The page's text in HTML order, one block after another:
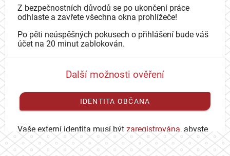
Z bezpečnostních důvodů se po ukončení práce
odhlaste a zavřete všechna okna prohlížeče!
Po pěti neúspěšných pokusech o přihlášení bude váš
účet na 20 minut zablokován.
Další možnosti ověření
IDENTITA OBČANA
Vaše externí identita musí být zaregistrována, abyste
se mohli přihlásit ke svému CAS účtu.